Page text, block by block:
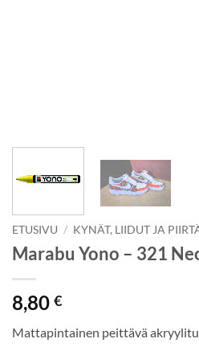
ETUSIVU / KYNÄT, LIIDUT JA
Marabu Yono – 321
8,80 €
Mattapintainen peittävä